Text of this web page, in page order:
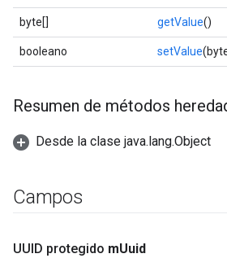
byte[] getValue()
booleano setValue
Resumen de métodos
Desde la clase java.lang.Object
Campos
UUID protegido mUuid